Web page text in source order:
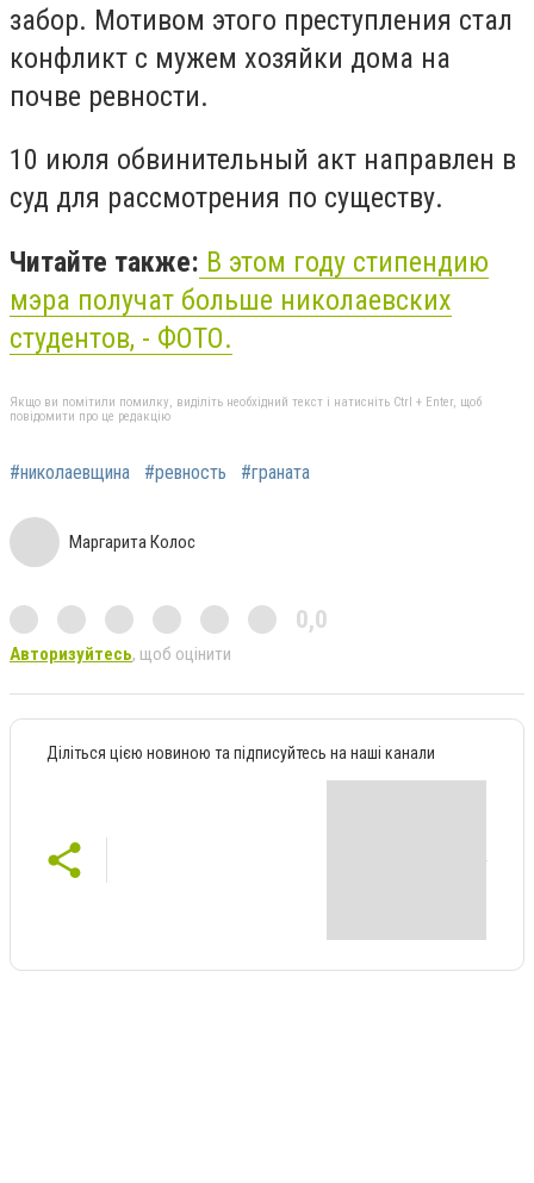
забор. Мотивом этого преступления стал
конфликт с мужем хозяйки дома на
почве ревности.
10 июля обвинительный акт направлен в
суд для рассмотрения по существу.
Читайте также: В этом году стипендию
мэра получат больше николаевских
студентов, - ФОТО.
Якщо ви помітили помилку, виділіть необхідний текст і натисніть Ctrl + Enter, щоб
повідомити про це редакцію
#николаевщина #ревность #граната
Маргарита Колос
0,0
Авторизуйтесь, щоб оцінити
Діліться цією новиною та підписуйтесь на наші канали